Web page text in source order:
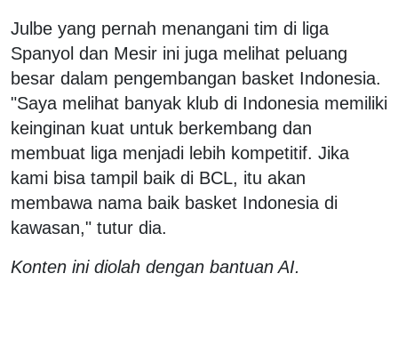
Julbe yang pernah menangani tim di liga
Spanyol dan Mesir ini juga melihat peluang
besar dalam pengembangan basket Indonesia.
"Saya melihat banyak klub di Indonesia memiliki
keinginan kuat untuk berkembang dan
membuat liga menjadi lebih kompetitif. Jika
kami bisa tampil baik di BCL, itu akan
membawa nama baik basket Indonesia di
kawasan," tutur dia.
Konten ini diolah dengan bantuan AI.